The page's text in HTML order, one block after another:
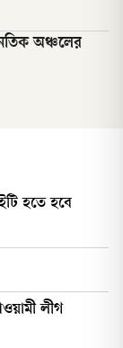
অঞ্চলের
হতে হবে
লীগ